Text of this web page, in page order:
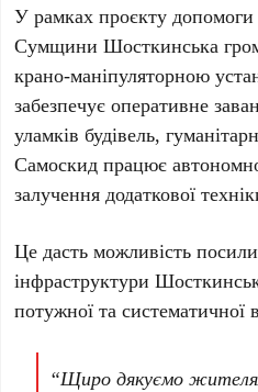
У рамках проєкту
Сумщини Шосткинська
крано-маніпуляторною
забезпечує оперативне
уламків будівель,
Самоскид працює
залучення додаткової
Це дасть можливість
інфраструктури
потужної та систематичної
“Щиро дякуємо